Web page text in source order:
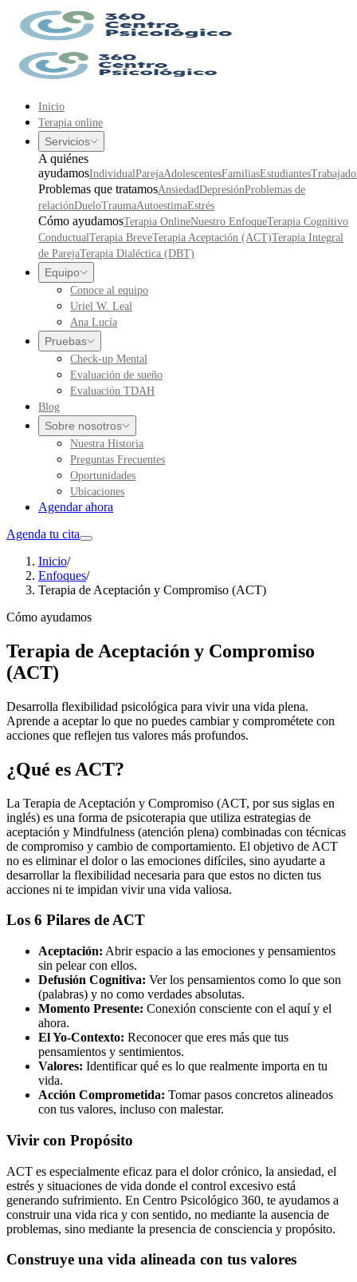
Inicio
Terapia online
Servicios
A quiénes
ayudamosIndividualParejaAdolescentesFamiliasEstudiantes
Problemas que tratamosAnsiedadDepresiónProblemas de
relaciónDueloTraumaAutoestimaEstrés
Cómo ayudamosTerapia OnlineNuestro EnfoqueTerapia Cognitivo
ConductualTerapia BreveTerapia Aceptación (ACT)Terapia Integral
de ParejaTerapia Dialéctica (DBT)
Equipo
Conoce al equipo
Uriel W. Leal
Ana Lucía
Pruebas
Check-up Mental
Evaluación de sueño
Evaluación TDAH
Blog
Sobre nosotros
Nuestra Historia
Preguntas Frecuentes
Oportunidades
Ubicaciones
Agendar ahora
Agenda tu cita
Inicio/
Enfoques/
Terapia de Aceptación y Compromiso (ACT)
Cómo ayudamos
Terapia de Aceptación y Compromiso
(ACT)
Desarrolla flexibilidad psicológica para vivir una vida plena.
Aprende a aceptar lo que no puedes cambiar y comprométete con
acciones que reflejen tus valores más profundos.
¿Qué es ACT?
La Terapia de Aceptación y Compromiso (ACT, por sus siglas en
inglés) es una forma de psicoterapia que utiliza estrategias de
aceptación y Mindfulness (atención plena) combinadas con técnicas
de compromiso y cambio de comportamiento. El objetivo de ACT
no es eliminar el dolor o las emociones difíciles, sino ayudarte a
desarrollar la flexibilidad necesaria para que estos no dicten tus
acciones ni te impidan vivir una vida valiosa.
Los 6 Pilares de ACT
Aceptación: Abrir espacio a las emociones y pensamientos
sin pelear con ellos.
Defusión Cognitiva: Ver los pensamientos como lo que son
(palabras) y no como verdades absolutas.
Momento Presente: Conexión consciente con el aquí y el
ahora.
El Yo-Contexto: Reconocer que eres más que tus
pensamientos y sentimientos.
Valores: Identificar qué es lo que realmente importa en tu
vida.
Acción Comprometida: Tomar pasos concretos alineados
con tus valores, incluso con malestar.
Vivir con Propósito
ACT es especialmente eficaz para el dolor crónico, la ansiedad, el
estrés y situaciones de vida donde el control excesivo está
generando sufrimiento. En Centro Psicológico 360, te ayudamos a
construir una vida rica y con sentido, no mediante la ausencia de
problemas, sino mediante la presencia de consciencia y propósito.
Construye una vida alineada con tus valores